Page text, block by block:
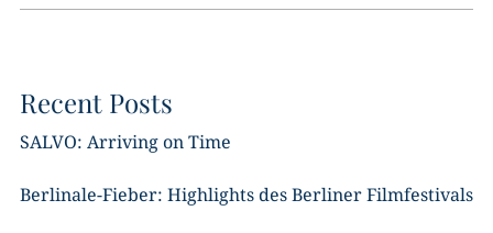
Recent Posts
SALVO: Arriving on Time
Berlinale-Fieber: Highlights des Berliner Filmfestivals